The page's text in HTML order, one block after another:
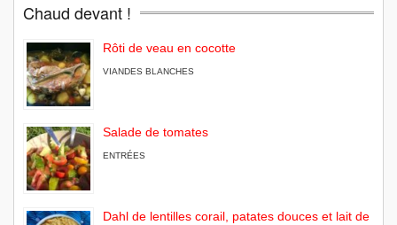
Chaud devant !
Rôti de veau en cocotte
VIANDES BLANCHES
Salade de tomates
ENTRÉES
Dahl de lentilles corail, patates douces et lait de